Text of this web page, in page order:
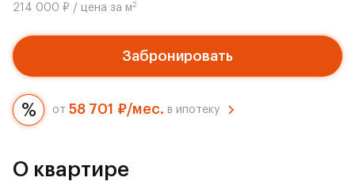
214 000 ₽ / цена за м2
Забронировать
от 58 701 ₽/мес. в ипотеку
О квартире